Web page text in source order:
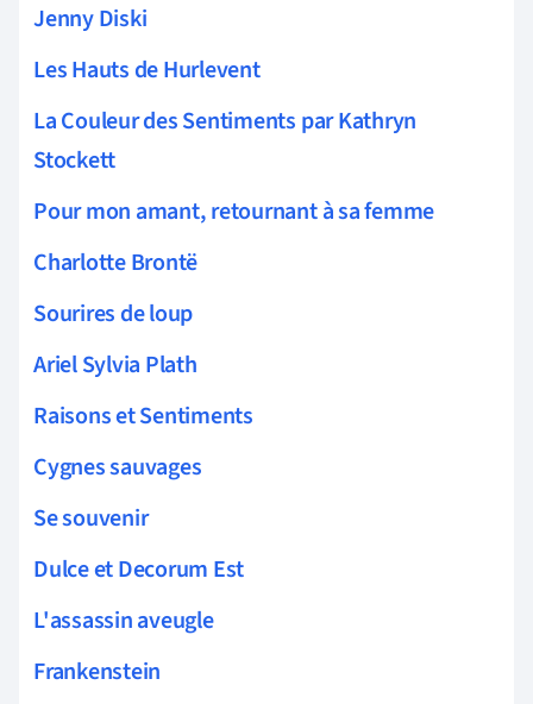
Jenny Diski
Les Hauts de Hurlevent
La Couleur des Sentiments par Kathryn
Stockett
Pour mon amant, retournant à sa femme
Charlotte Brontë
Sourires de loup
Ariel Sylvia Plath
Raisons et Sentiments
Cygnes sauvages
Se souvenir
Dulce et Decorum Est
L'assassin aveugle
Frankenstein